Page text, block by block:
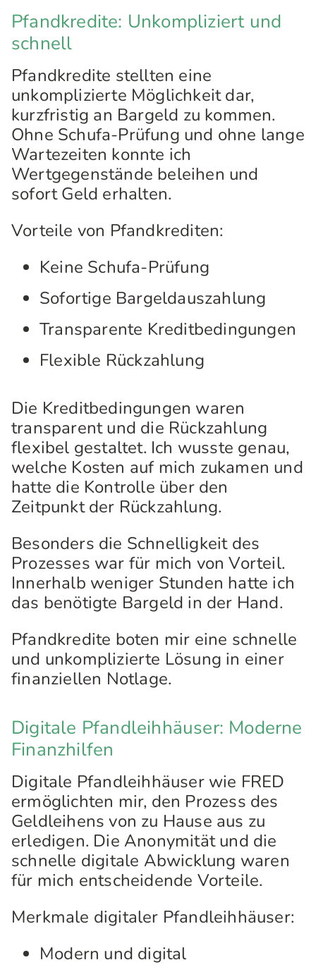
Pfandkredite: Unkompliziert und
schnell
Pfandkredite stellten eine
unkomplizierte Möglichkeit dar,
kurzfristig an Bargeld zu kommen.
Ohne Schufa-Prüfung und ohne lange
Wartezeiten konnte ich
Wertgegenstände beleihen und
sofort Geld erhalten.
Vorteile von Pfandkrediten:
Keine Schufa-Prüfung
Sofortige Bargeldauszahlung
Transparente Kreditbedingungen
Flexible Rückzahlung
Die Kreditbedingungen waren
transparent und die Rückzahlung
flexibel gestaltet. Ich wusste genau,
welche Kosten auf mich zukamen und
hatte die Kontrolle über den
Zeitpunkt der Rückzahlung.
Besonders die Schnelligkeit des
Prozesses war für mich von Vorteil.
Innerhalb weniger Stunden hatte ich
das benötigte Bargeld in der Hand.
Pfandkredite boten mir eine schnelle
und unkomplizierte Lösung in einer
finanziellen Notlage.
Digitale Pfandleihhäuser: Moderne
Finanzhilfen
Digitale Pfandleihhäuser wie FRED
ermöglichten mir, den Prozess des
Geldleihens von zu Hause aus zu
erledigen. Die Anonymität und die
schnelle digitale Abwicklung waren
für mich entscheidende Vorteile.
Merkmale digitaler Pfandleihhäuser:
Modern und digital